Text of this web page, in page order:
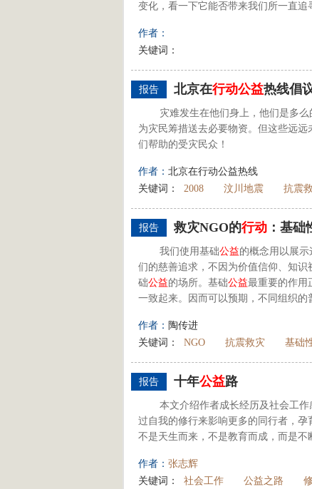
变化，看一下它能否带来我们所一直追
作者：
关键词：
报告 北京在行动公益热线倡
灾难发生在他们身上，他们是多
为灾民筹措送去必要物资。但这些远
们帮助的受灾民众！
作者： 北京在行动公益热线
关键词：
2008 汶川地震 抗震
报告 救灾NGO的行动 ：基础
我们使用基础公益的概念用以展
们的慈善追求，不因为价值信仰、知
础公益的场所。基础公益最重要的作用
一致起来。因而可以预期，不同组织的
作者： 陶传进
关键词：
NGO 抗震救灾 基础
报告 十年公益路
本文介绍作者成长经历及社会工作
过自我的修行来影响更多的同行者，孕
不是天生而来，不是教育而成，而是不
作者： 张志辉
关键词：
社会工作 公益之路